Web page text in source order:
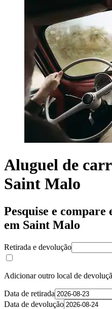
Aluguel de
Saint Malo
Pesquise e compare
em Saint Malo
Retirada e devolução
Adicionar outro local de
Data de retirada
Data de devolução